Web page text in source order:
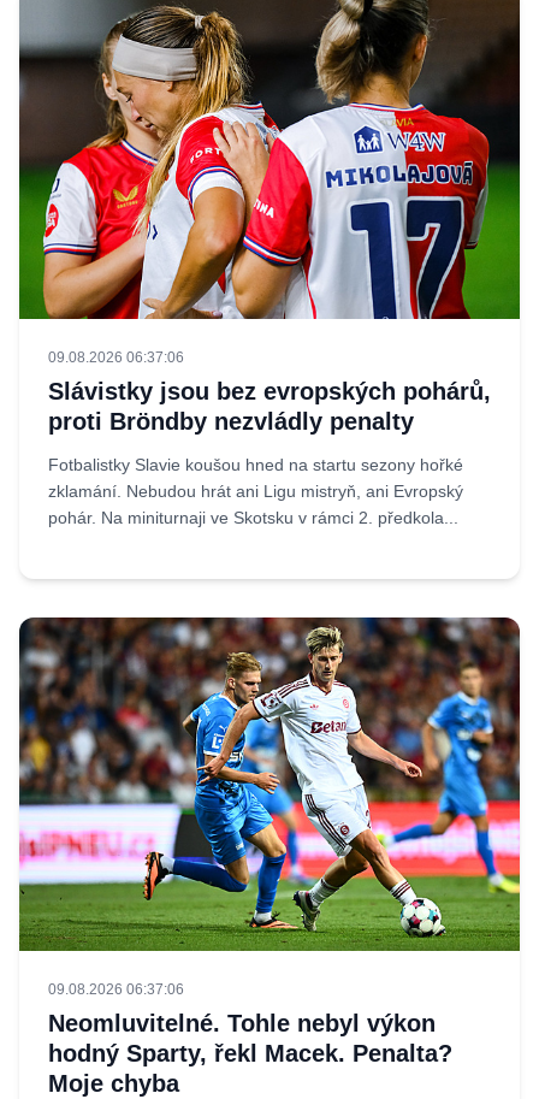
09.08.2026 06:37:06
Slávistky jsou bez evropských pohárů,
proti Bröndby nezvládly penalty
Fotbalistky Slavie koušou hned na startu sezony hořké
zklamání. Nebudou hrát ani Ligu mistryň, ani Evropský
pohár. Na miniturnaji ve Skotsku v rámci 2. předkola...
09.08.2026 06:37:06
Neomluvitelné. Tohle nebyl výkon
hodný Sparty, řekl Macek. Penalta?
Moje chyba